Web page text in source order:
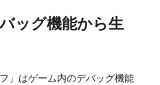
ッグ機能から生
」はゲーム内のデバッグ機能